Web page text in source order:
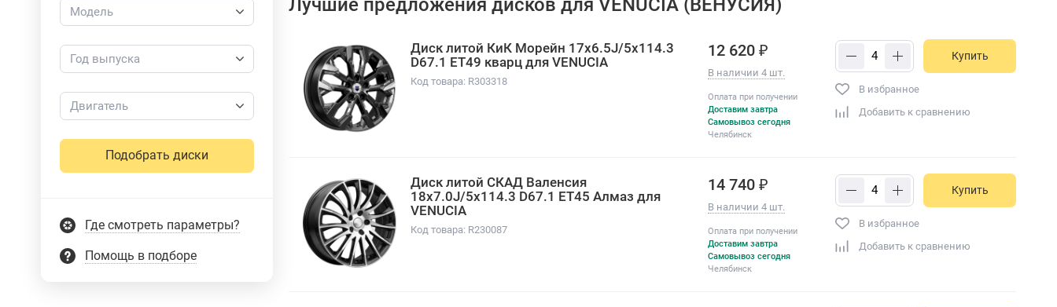
Модель
Год выпуска
Двигатель
Подобрать диски
Где смотреть параметры?
Помощь в подборе
Лучшие предложения дисков для VENUCIA (ВЕНУСИЯ)
Диск литой КиК Морейн 17x6.5J/5x114.3
D67.1 ET49 кварц для VENUCIA
Код товара: R303318
12 620 ₽
В наличии 4 шт.
Оплата при получении
Доставим завтра
Самовывоз сегодня
Челябинск
Купить
В избранное
Добавить к сравнению
Диск литой СКАД Валенсия
18x7.0J/5x114.3 D67.1 ET45 Алмаз для
VENUCIA
Код товара: R230087
14 740 ₽
В наличии 4 шт.
Оплата при получении
Доставим завтра
Самовывоз сегодня
Челябинск
Купить
В избранное
Добавить к сравнению